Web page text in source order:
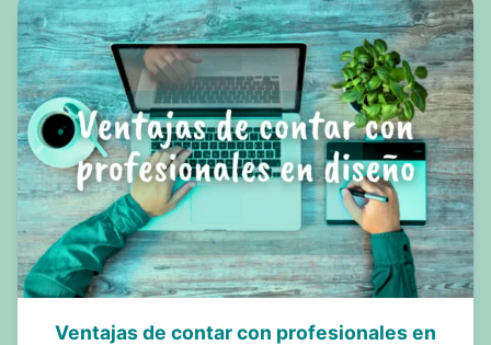
Ventajas de contar con profesionales en